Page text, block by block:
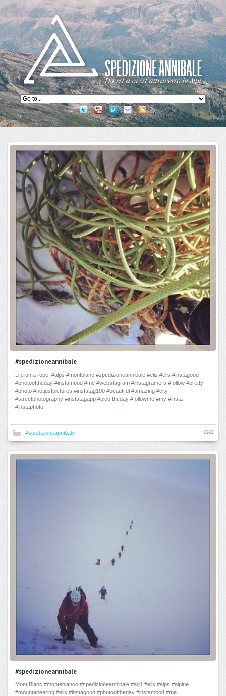
#spedizioneannibale
Life on a rope! #alps #montblanc #spedizioneannibale #elis #elis #instagood
#photooftheday #instamood #me #webstagram #instagramers #follow #pretty
#photo #notjustpictures #instatag100 #beautiful #amazing #city
#streetphotography #instatagapp #picoftheday #followme #my #insta
#instaphoto
#spedizioneannibale
#spedizioneannibale
Mont Blanc #montebianco #spedizioneannibale #ag1 #elis #alps #alpine
#mountaneering #elis #instagood #photooftheday #instamood #me